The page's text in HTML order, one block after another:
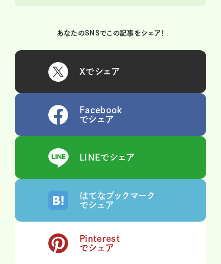
あなたのSNSでこの記事をシェア！
Xでシェア
Facebook
でシェア
LINEでシェア
はてなブックマーク
でシェア
Pinterest
でシェア